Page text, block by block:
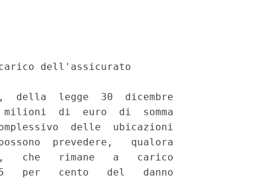
dell'assicurato
della  legge  30  dicembre
di  euro  di  somma
delle  ubicazioni
prevedere,   qualora
che   rimane   a   carico
per   cento   del   danno